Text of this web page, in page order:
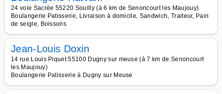
24 voie Sacrée 55220 Souilly (à 6 km de Senoncourt les Maujouy)
Boulangerie Patisserie, Livraison à domicile, Sandwich, Traiteur, Pain
de seigle, Boissons
Jean-Louis Doxin
14 rue Louis Piquet 55100 Dugny sur meuse (à 7 km de Senoncourt
les Maujouy)
Boulangerie Patisserie à Dugny sur Meuse